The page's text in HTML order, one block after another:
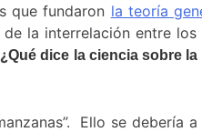
que fundaron la teoría
la interrelación entre
¿Qué dice la ciencia sobre
Ello se debería